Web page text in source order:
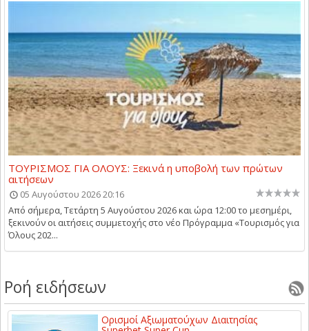
ΤΟΥΡΙΣΜΟΣ ΓΙΑ ΟΛΟΥΣ: Ξεκινά η υποβολή των πρώτων
αιτήσεων
05 Αυγούστου 2026 20:16
Από σήμερα, Τετάρτη 5 Αυγούστου 2026 και ώρα 12:00 το μεσημέρι,
ξεκινούν οι αιτήσεις συμμετοχής στο νέο Πρόγραμμα «Τουρισμός για
Όλους 202...
Ροή ειδήσεων
Ορισμοί Αξιωματούχων Διαιτησίας